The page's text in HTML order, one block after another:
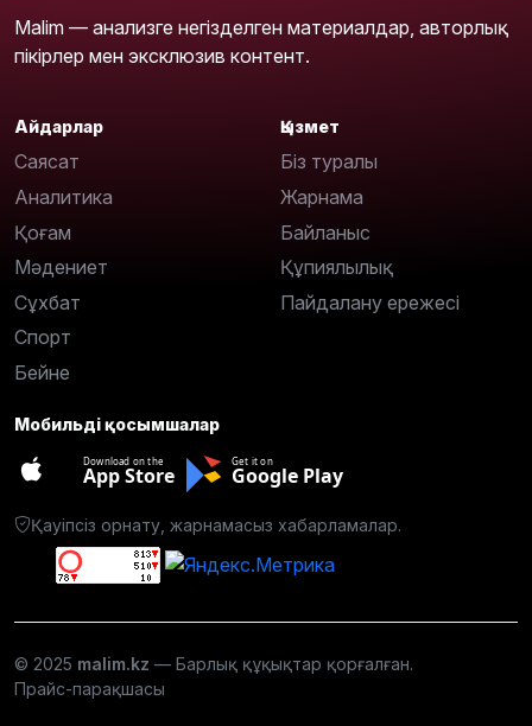
Malim — анализге негізделген материалдар, авторлық
пікірлер мен эксклюзив контент.
Айдарлар
Саясат
Аналитика
Қоғам
Мәдениет
Сұхбат
Спорт
Бейне
Қызмет
Біз туралы
Жарнама
Байланыс
Құпиялылық
Пайдалану ережесі
Мобильді қосымшалар
Download on the
App Store
Get it on
Google Play
Қауіпсіз орнату, жарнамасыз хабарламалар.
© 2025 malim.kz — Барлық құқықтар қорғалған.
Прайс-парақшасы